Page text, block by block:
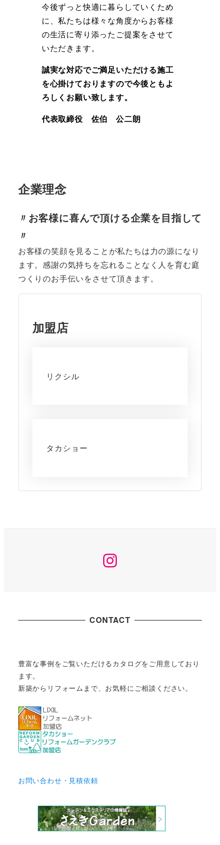
今後ずっと快適に暮らしていくため
に、私たちは様々な角度からお客様
の生活に寄り添ったご提案をさせて
いただきます。
誠実な対応でご満足いただける施工
を心掛けておりますので今後ともよ
ろしくお願い致します。
代表取締役 佐伯 公二朗
企業理念
〃お客様に喜んで頂ける企業を目指して
〃
お客様の笑顔を見ることが私たちは力の源になり
ます。感謝の気持ちを忘れることなく人を育む庭
つくりのお手伝いをさせて頂きます。
加盟店
リクシル
タカショー
Instagram
CONTACT
豊富な事例をご覧いただけるカタログをご用意しており
ます。
新築からリフォームまで、お気軽にご相談ください。
お問い合わせ・見積依頼